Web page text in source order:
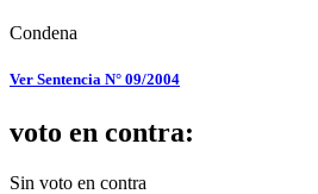
Condena
Ver Sentencia N° 09/2004
voto en contra:
Sin voto en contra